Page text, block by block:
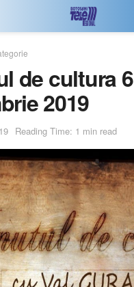
de cultura 6
2019
Reading Time: 1 min read